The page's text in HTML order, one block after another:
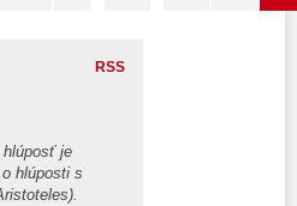
RSS
hlúposť je
hlúposti s